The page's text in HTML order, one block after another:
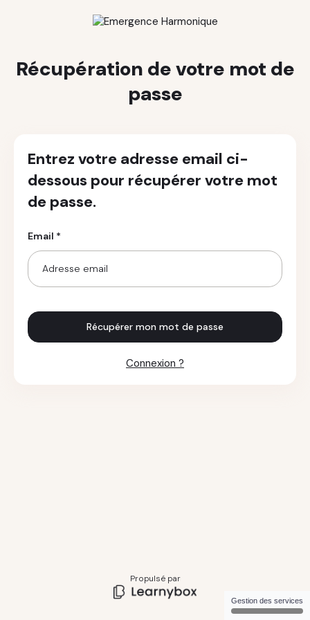
Récupération de votre mot de
passe
Entrez votre adresse email ci-
dessous pour récupérer votre mot
de passe.
Email *
Récupérer mon mot de passe
Connexion ?
Propulsé par
Gestion des services